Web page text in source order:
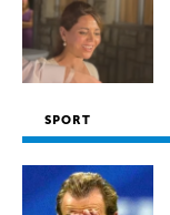
SPORT